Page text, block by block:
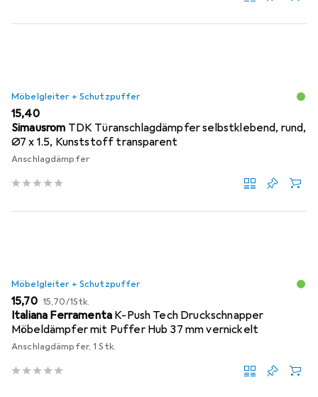
Möbelgleiter + Schutzpuffer
EUR
15,40
Simausrom TDK Türanschlagdämpfer selbstklebend, rund,
Ø7 x 1.5, Kunststoff transparent
Anschlagdämpfer
Möbelgleiter + Schutzpuffer
EUR
15,70 EUR
15,70/1Stk.
Italiana Ferramenta K-Push Tech Druckschnapper
Möbeldämpfer mit Puffer Hub 37 mm vernickelt
Anschlagdämpfer, 1 Stk.